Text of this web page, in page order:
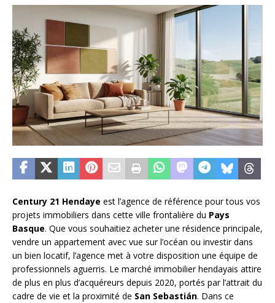
Century 21 Hendaye est l’agence de référence pour tous vos
projets immobiliers dans cette ville frontalière du Pays
Basque. Que vous souhaitiez acheter une résidence principale,
vendre un appartement avec vue sur l’océan ou investir dans
un bien locatif, l’agence met à votre disposition une équipe de
professionnels aguerris. Le marché immobilier hendayais attire
de plus en plus d’acquéreurs depuis 2020, portés par l’attrait du
cadre de vie et la proximité de San Sebastián. Dans ce